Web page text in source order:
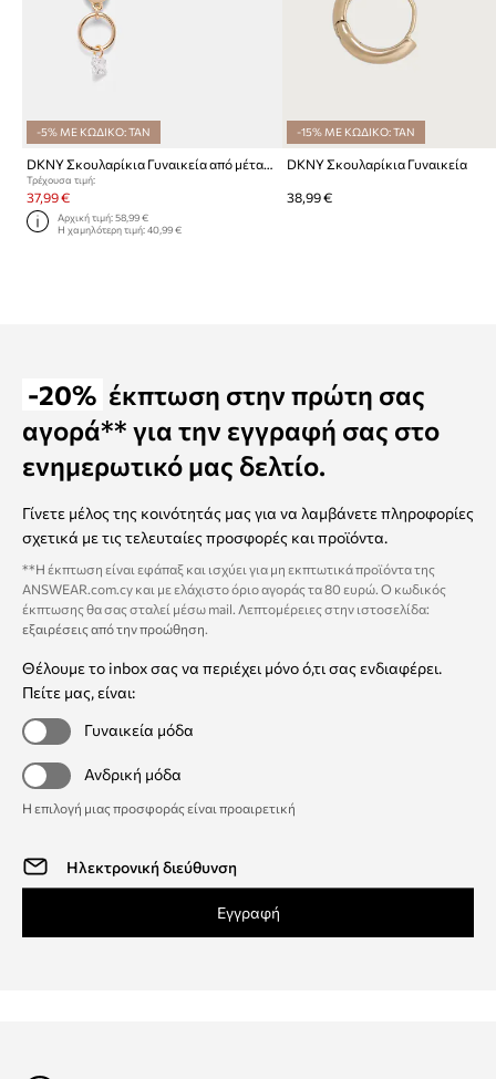
-5% ΜΕ ΚΩΔΙΚΟ: TAN
DKNY Σκουλαρίκια Γυναικεία από μέταλλο με ζιργκόν
Τρέχουσα τιμή:
37,99 €
Αρχική τιμή:58,99 €
Η χαμηλότερη τιμή:40,99 €
-15% ΜΕ ΚΩΔΙΚΟ: TAN
DKNY Σκουλαρίκια Γυναικεία
38,99 €
-20% έκπτωση στην πρώτη σας
αγορά** για την εγγραφή σας στο
ενημερωτικό μας δελτίο.
Γίνετε μέλος της κοινότητάς μας για να λαμβάνετε πληροφορίες
σχετικά με τις τελευταίες προσφορές και προϊόντα.
**Η έκπτωση είναι εφάπαξ και ισχύει για μη εκπτωτικά προϊόντα της
ANSWEAR.com.cy και με ελάχιστο όριο αγοράς τα 80 ευρώ. Ο κωδικός
έκπτωσης θα σας σταλεί μέσω mail. Λεπτομέρειες στην ιστοσελίδα:
εξαιρέσεις από την προώθηση.
Θέλουμε το inbox σας να περιέχει μόνο ό,τι σας ενδιαφέρει.
Πείτε μας, είναι:
Γυναικεία μόδα
Ανδρική μόδα
Η επιλογή μιας προσφοράς είναι προαιρετική
Εγγραφή